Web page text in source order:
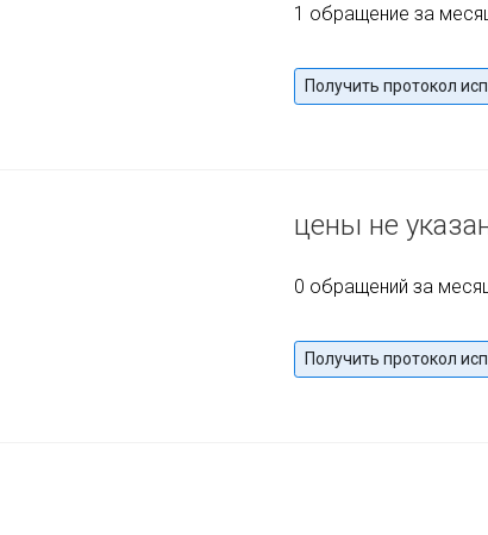
1 обращение за
Получить протокол
цены не
0 обращений за
Получить протокол